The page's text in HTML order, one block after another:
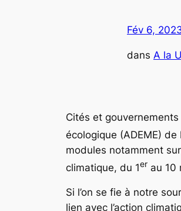
Fév 6,
dans A la
Cités et
écologique (ADEME)
modules notamment
climatique, du 1er au 10
Si l’on se fie à notre
lien avec l’action